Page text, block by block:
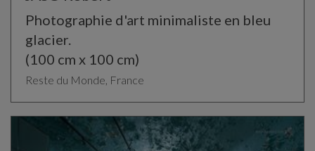
Photographie d'art minimaliste en bleu
glacier.
(100 cm x 100 cm)
Reste du Monde, France